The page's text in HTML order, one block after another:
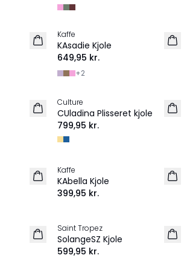
NYHED
Kaffe
KAsadie Kjole
649,95 kr.
+2
NYHED
Culture
CUladina Plisseret kjole
799,95 kr.
NYHED
Kaffe
KAbella Kjole
399,95 kr.
NYHED
Saint Tropez
SolangeSZ Kjole
599,95 kr.